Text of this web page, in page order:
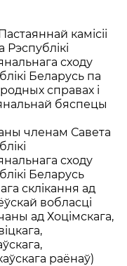
камісіі
Рэспублікі
сходу
Беларусь па
справах і
бяспецы
членам Савета
сходу
Беларусь
склікання ад
вобласці
ад Хоцімскага,
раёнаў)